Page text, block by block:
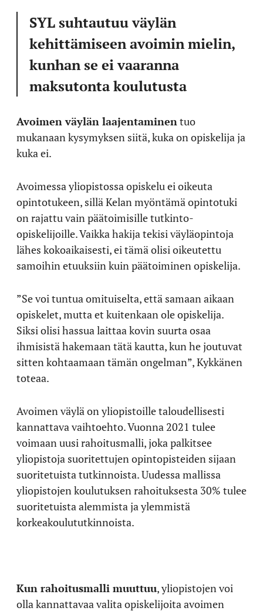
SYL suhtautuu väylän
kehittämiseen avoimin mielin,
kunhan se ei vaaranna
maksutonta koulutusta
Avoimen väylän laajentaminentuo
mukanaan kysymyksen siitä, kuka on opiskelija ja
kuka ei.
Avoimessa yliopistossa opiskelu ei oikeuta
opintotukeen, sillä Kelan myöntämä opintotuki
on rajattu vain päätoimisille tutkinto-
opiskelijoille. Vaikka hakija tekisi väyläopintoja
lähes kokoaikaisesti, ei tämä olisi oikeutettu
samoihin etuuksiin kuin päätoiminen opiskelija.
”Se voi tuntua omituiselta, että samaan aikaan
opiskelet, mutta et kuitenkaan ole opiskelija.
Siksi olisi hassua laittaa kovin suurta osaa
ihmisistä hakemaan tätä kautta, kun he joutuvat
sitten kohtaamaan tämän ongelman”, Kykkänen
toteaa.
Avoimen väylä on yliopistoille taloudellisesti
kannattava vaihtoehto. Vuonna 2021 tulee
voimaan uusi rahoitusmalli, joka palkitsee
yliopistoja suoritettujen opintopisteiden sijaan
suoritetuista tutkinnoista. Uudessa mallissa
yliopistojen koulutuksen rahoituksesta 30% tulee
suoritetuista alemmista ja ylemmistä
korkeakoulututkinnoista.
Kun rahoitusmalli muuttuu, yliopistojen voi
olla kannattavaa valita opiskelijoita avoimen